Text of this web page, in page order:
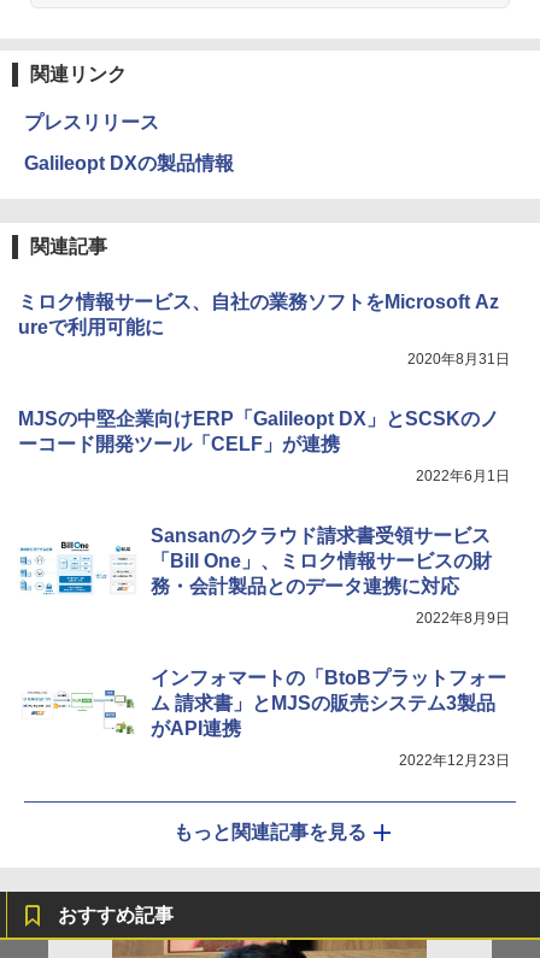
関連リンク
プレスリリース
Galileopt DXの製品情報
関連記事
ミロク情報サービス、自社の業務ソフトをMicrosoft Az
ureで利用可能に
2020年8月31日
MJSの中堅企業向けERP「Galileopt DX」とSCSKのノ
ーコード開発ツール「CELF」が連携
2022年6月1日
Sansanのクラウド請求書受領サービス
「Bill One」、ミロク情報サービスの財
務・会計製品とのデータ連携に対応
2022年8月9日
インフォマートの「BtoBプラットフォー
ム 請求書」とMJSの販売システム3製品
がAPI連携
2022年12月23日
もっと関連記事を見る
おすすめ記事